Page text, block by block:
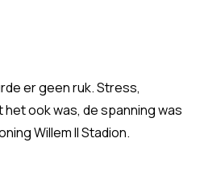
er geen ruk. Stress,
ook was, de spanning was
Willem II Stadion.